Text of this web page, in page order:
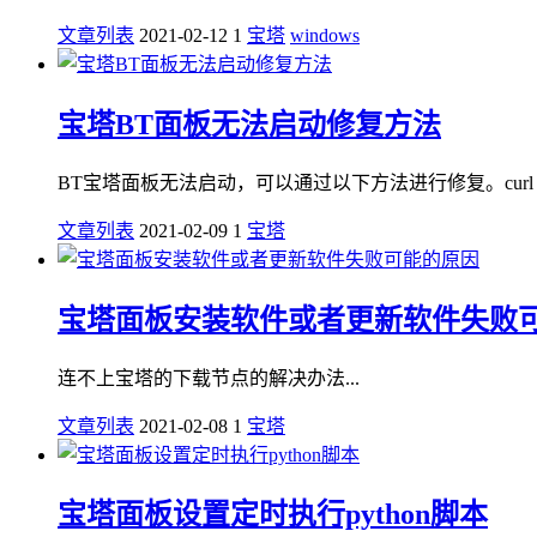
文章列表 2021-02-12 1 宝塔 windows
宝塔BT面板无法启动修复方法
BT宝塔面板无法启动，可以通过以下方法进行修复。curl
文章列表 2021-02-09 1 宝塔
宝塔面板安装软件或者更新软件失败
连不上宝塔的下载节点的解决办法...
文章列表 2021-02-08 1 宝塔
宝塔面板设置定时执行python脚本